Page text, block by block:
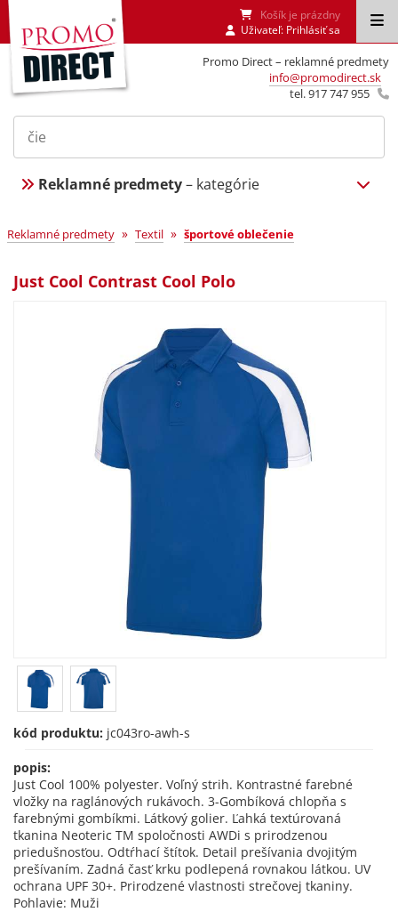
Promo Direct – reklamné predmety
info@promodirect.sk
tel. 917 747 955
Košík je prázdny
Uživateľ: Prihlásiť sa
Reklamné predmety– kategórie
Reklamné predmety » Textil » športové oblečenie
Just Cool Contrast Cool Polo
kód produktu: jc043ro-awh-s
popis:
Just Cool 100% polyester. Voľný strih. Kontrastné farebné
vložky na raglánových rukávoch. 3-Gombíková chlopňa s
farebnými gombíkmi. Látkový golier. Ľahká textúrovaná
tkanina Neoteric TM spoločnosti AWDi s prirodzenou
priedušnosťou. Odtŕhací štítok. Detail prešívania dvojitým
prešívaním. Zadná časť krku podlepená rovnakou látkou. UV
ochrana UPF 30+. Prirodzené vlastnosti strečovej tkaniny.
Pohlavie: Muži